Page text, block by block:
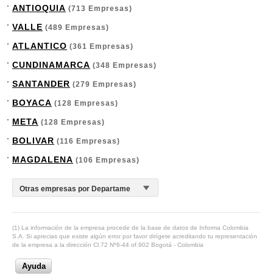
ANTIOQUIA (713 Empresas)
VALLE (489 Empresas)
ATLANTICO (361 Empresas)
CUNDINAMARCA (348 Empresas)
SANTANDER (279 Empresas)
BOYACA (128 Empresas)
META (128 Empresas)
BOLIVAR (116 Empresas)
MAGDALENA (106 Empresas)
(1) La información de la empresa procede de la base de datos de Informa Colombia
S.A. Si aprecias que existe algún error por favor dirígete acreditando tu representación
de la empresa a la dirección Cl.72 Nº6-44 of.902 Bogotá - Colombia
Ayuda